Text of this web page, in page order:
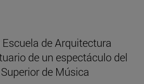
de Arquitectura
de un espectáculo del
de Música